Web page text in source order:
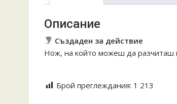
Описание
Създаден за действие
Нож, на който можеш да разчиташ
Брой преглеждания: 1 213